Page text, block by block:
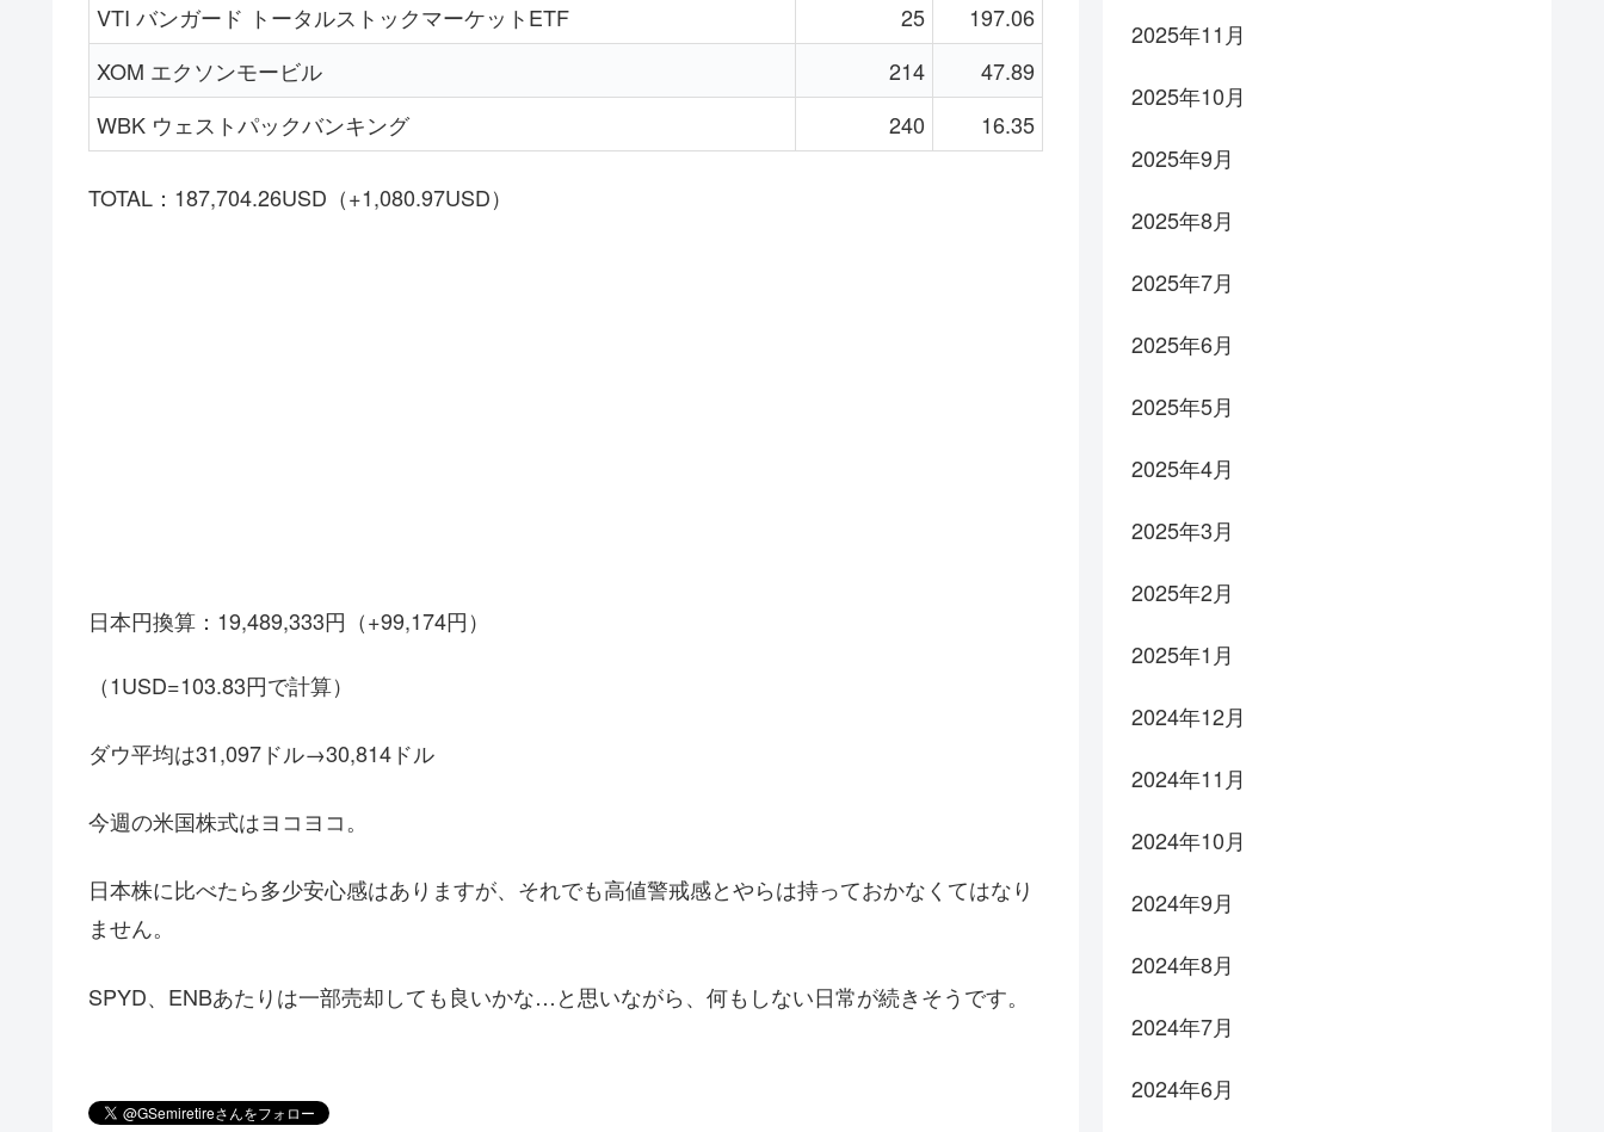
VTI バンガード トータルストックマーケットETF
25
197.06
XOM エクソンモービル
214
47.89
WBK ウェストパックバンキング
240 16.35
TOTAL：187,704.26USD（+1,080.97USD）
日本円換算：19,489,333円（+99,174円）
（1USD=103.83円で計算）
ダウ平均は31,097ドル→30,814ドル
今週の米国株式はヨコヨコ。
日本株に比べたら多少安心感はありますが、それでも高値警戒感とやらは持っておかなくてはなり
ません。
SPYD、ENBあたりは一部売却しても良いかな…と思いながら、何もしない日常が続きそうです。
2025年11月
2025年10月
2025年9月
2025年8月
2025年7月
2025年6月
2025年5月
2025年4月
2025年3月
2025年2月
2025年1月
2024年12月
2024年11月
2024年10月
2024年9月
2024年8月
2024年7月
2024年6月